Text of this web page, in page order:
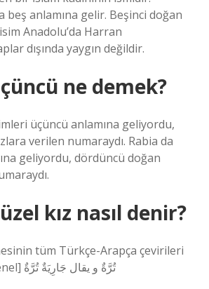
beş anlamına gelir. Beşinci doğan
Anadolu’da Harran
dışında yaygın değildir.
ne demek?
üçüncü anlamına geliyordu,
verilen numaraydı. Rabia da
geliyordu, dördüncü doğan
kız nasıl denir?
tüm Türkçe-Arapça çevirileri
ve anlamları. [Genel] تُرَّةٌ و يقال جَارِيَةٌ تُرَّةٌ